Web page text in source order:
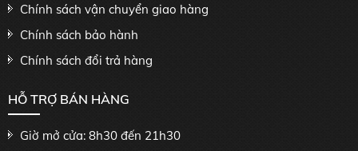
Chính sách vận chuyển giao hàng
Chính sách bảo hành
Chính sách đổi trả hàng
HỖ TRỢ BÁN HÀNG
Giờ mở cửa: 8h30 đến 21h30